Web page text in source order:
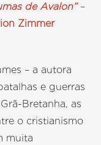
de Avalon”–
Zimmer
– a autora
e guerras
Bretanha, as
o cristianismo
muita